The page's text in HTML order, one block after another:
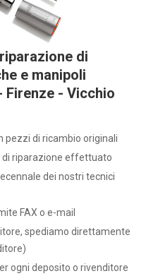
riparazione di
e manipoli
Firenze - Vicchio
pezzi di ricambio originali
di riparazione effettuato
dei nostri tecnici
FAX o e-mail
spediamo direttamente
ogni deposito o rivenditore